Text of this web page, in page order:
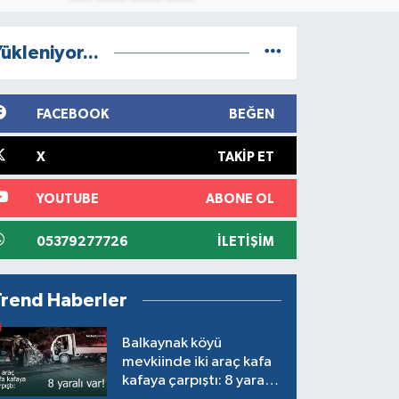
FACEBOOK BEĞEN
X TAKIP ET
YOUTUBE ABONE OL
05379277726 İLETIŞIM
Haberler
Balkaynak köyü
mevkiinde iki araç kafa
kafaya çarpıştı: 8 yaralı